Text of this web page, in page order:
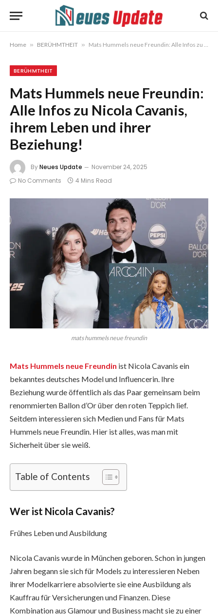
Home » BERÜHMTHEIT » Mats Hummels neue Freundin: Alle Infos zu Nicola Cavanis, ihrem Leben und ihrer Beziehung!
BERÜHMTHEIT
Mats Hummels neue Freundin:
Alle Infos zu Nicola Cavanis,
ihrem Leben und ihrer
Beziehung!
ByNeues Update
November 24, 2025
No Comments
4 Mins Read
mats hummels neue freundin
Mats Hummels neue Freundin ist Nicola Cavanis ein
bekanntes deutsches Model und Influencerin. Ihre
Beziehung wurde öffentlich als das Paar gemeinsam beim
renommierten Ballon d’Or über den roten Teppich lief.
Seitdem interessieren sich Medien und Fans für Mats
Hummels neue Freundin. Hier ist alles, was man mit
Sicherheit über sie weiß.
Table of Contents
Wer ist Nicola Cavanis?
Frühes Leben und Ausbildung
Nicola Cavanis wurde in München geboren. Schon in jungen
Jahren begann sie sich für Models zu interessieren Neben
ihrer Modelkarriere absolvierte sie eine Ausbildung als
Kauffrau für Versicherungen und Finanzen. Diese
Kombination aus Glamour und Business macht sie zu einer